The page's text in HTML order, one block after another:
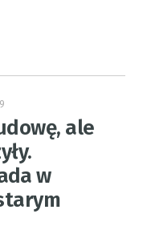
ale
w